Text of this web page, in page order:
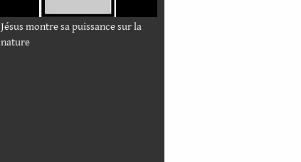
Jésus montre sa puissance sur la
nature